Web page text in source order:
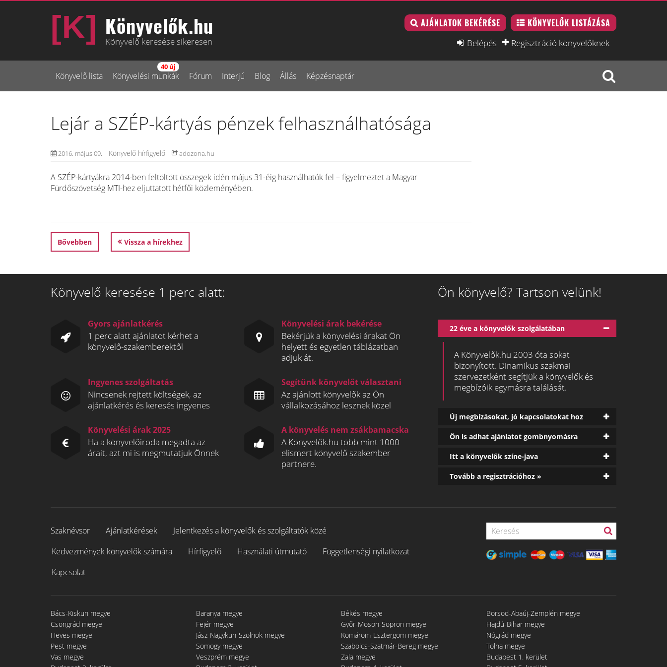
Könyvelők.hu
Könyvelő keresése sikeresen
AJÁNLATOK BEKÉRÉSE KÖNYVELŐK LISTÁZÁSA
Belépés Regisztráció könyvelőknek
Könyvelő lista Könyvelési munkák
40 új
Fórum Interjú Blog Állás Képzésnaptár
Lejár a SZÉP-kártyás pénzek felhasználhatósága
2016. május 09. Könyvelő hírfigyelő adozona.hu
A SZÉP-kártyákra 2014-ben feltöltött összegek idén május 31-éig használhatók fel – figyelmeztet a Magyar
Fürdőszövetség MTI-hez eljuttatott hétfői közleményében.
Bővebben Vissza a hírekhez
Könyvelő keresése 1 perc alatt:
Gyors ajánlatkérés
1 perc alatt ajánlatot kérhet a
könyvelő-szakemberektől
Könyvelési árak bekérése
Bekérjük a könyvelési árakat Ön
helyett és egyetlen táblázatban
adjuk át.
Ingyenes szolgáltatás
Nincsenek rejtett költségek, az
ajánlatkérés és keresés ingyenes
Segítünk könyvelőt választani
Az ajánlott könyvelők az Ön
vállalkozásához lesznek közel
Könyvelési árak 2025
Ha a könyvelőiroda megadta az
árait, azt mi is megmutatjuk Önnek
A könyvelés nem zsákbamacska
A Könyvelők.hu több mint 1000
elismert könyvelő szakember
partnere.
Ön könyvelő? Tartson velünk!
22 éve a könyvelők szolgálatában
A Könyvelők.hu 2003 óta sokat
bizonyított. Dinamikus szakmai
szervezetként segítjük a könyvelők és
megbízóik egymásra találását.
Új megbízásokat, jó kapcsolatokat hoz
Ön is adhat ajánlatot gombnyomásra
Itt a könyvelők színe-java
Tovább a regisztrációhoz »
Szaknévsor Ajánlatkérések
Jelentkezés a könyvelők és szolgáltatók közé
Kedvezmények könyvelők számára
Hírfigyelő Használati útmutató
Függetlenségi nyilatkozat
Kapcsolat
Bács-Kiskun megye Baranya megye Békés megye
Borsod-Abaúj-Zemplén megye
Csongrád megye
Fejér megye Győr-Moson-Sopron megye
Hajdú-Bihar megye
Heves megye
Jász-Nagykun-Szolnok megye Komárom-Esztergom megye
Nógrád megye
Pest megye
Somogy megye Szabolcs-Szatmár-Bereg megye
Tolna megye
Vas megye
Veszprém megye Zala megye
Budapest 1. kerület